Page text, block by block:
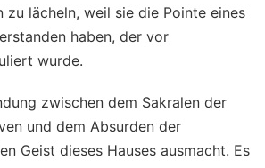
zu lächeln, weil sie die Pointe eines
haben, der vor
wurde.
zwischen dem Sakralen der
und dem Absurden der
Geist dieses Hauses ausmacht. Es